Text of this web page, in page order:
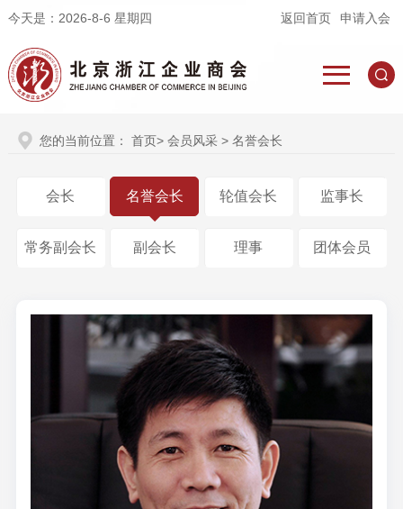
返回首页 申请入会
今天是： 2026-8-6 星期四
您的当前位置： 首页> 会员风采> 名誉会长
会长 名誉会长 轮值会长 监事长
常务副会长 副会长 理事 团体会员